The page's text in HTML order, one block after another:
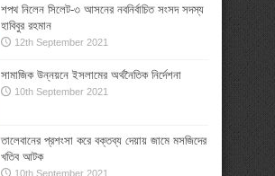
শপথ নিলেন সিলেট-৩ আসনের নবনির্বাচিত সংসদ সদস্য
হাবিবুর রহমান
12th September 2021
সামাজিক উন্নয়নে ইসলামের অর্থনৈতিক নির্দেশনা
10th September 2021
তালেবানের প্রশংসা করে বক্তব্য দেয়ায় জামে মসজিদের
খতিব আটক
10th September 2021